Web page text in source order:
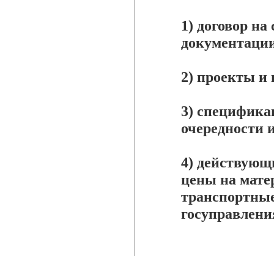
1) договор
2) проекты и
3)
очередности
4)
цены на